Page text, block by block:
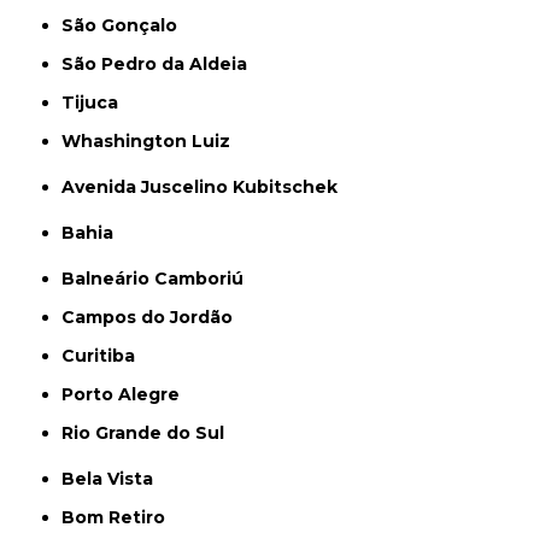
São Gonçalo
São Pedro da Aldeia
Tijuca
Whashington Luiz
Avenida Juscelino Kubitschek
Bahia
Balneário Camboriú
Campos do Jordão
Curitiba
Porto Alegre
Rio Grande do Sul
Bela Vista
Bom Retiro